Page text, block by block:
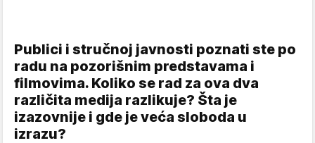
Publici i stručnoj javnosti poznati ste po
radu na pozorišnim predstavama i
filmovima. Koliko se rad za ova dva
različita medija razlikuje? Šta je
izazovnije i gde je veća sloboda u
izrazu?